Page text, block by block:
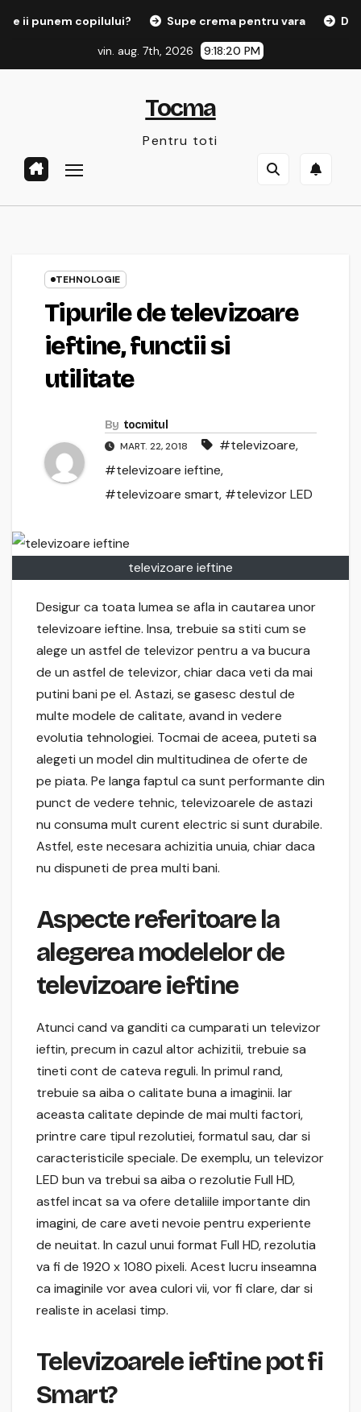
punem copilului? Supe crema pentru vara
vin. aug. 7th, 2026 9:18:21 PM
Tocma
Pentru toti
TEHNOLOGIE
Tipurile de televizoare
ieftine, functii si
utilitate
By tocmitul
MART. 22, 2018 #televizoare,
#televizoare ieftine,
#televizoare smart, #televizor LED
televizoare ieftine
Desigur ca toata lumea se afla in cautarea unor
televizoare ieftine. Insa, trebuie sa stiti cum se
alege un astfel de televizor pentru a va bucura
de un astfel de televizor, chiar daca veti da mai
putini bani pe el. Astazi, se gasesc destul de
multe modele de calitate, avand in vedere
evolutia tehnologiei. Tocmai de aceea, puteti sa
alegeti un model din multitudinea de oferte de
pe piata. Pe langa faptul ca sunt performante din
punct de vedere tehnic, televizoarele de astazi
nu consuma mult curent electric si sunt durabile.
Astfel, este necesara achizitia unuia, chiar daca
nu dispuneti de prea multi bani.
Aspecte referitoare la
alegerea modelelor de
televizoare ieftine
Atunci cand va ganditi ca cumparati un televizor
ieftin, precum in cazul altor achizitii, trebuie sa
tineti cont de cateva reguli. In primul rand,
trebuie sa aiba o calitate buna a imaginii. Iar
aceasta calitate depinde de mai multi factori,
printre care tipul rezolutiei, formatul sau, dar si
caracteristicile speciale. De exemplu, un televizor
LED bun va trebui sa aiba o rezolutie Full HD,
astfel incat sa va ofere detaliile importante din
imagini, de care aveti nevoie pentru experiente
de neuitat. In cazul unui format Full HD, rezolutia
va fi de 1920 x 1080 pixeli. Acest lucru inseamna
ca imaginile vor avea culori vii, vor fi clare, dar si
realiste in acelasi timp.
Televizoarele ieftine pot fi
Smart?